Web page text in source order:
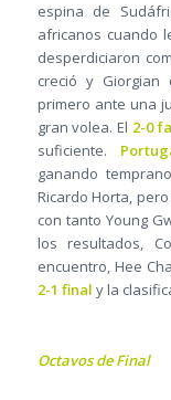
espina de
africanos cuando
desperdiciaron
creció y Giorgian
primero ante una
gran volea. El 2-0
suficiente.
ganando
Ricardo Horta,
con tanto Young
los resultados,
encuentro, Hee
2-1 final y la
Octavos de Final